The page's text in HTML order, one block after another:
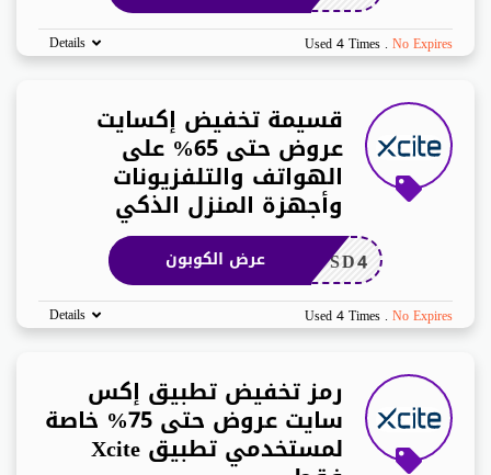
Used 4 Times . No Expires
Details
قسيمة تخفيض إكسايت
عروض حتى 65% على
الهواتف والتلفزيونات
وأجهزة المنزل الذكي
SD4 عرض الكوبون
Used 4 Times . No Expires
Details
رمز تخفيض تطبيق إكس
سايت عروض حتى 75% خاصة
لمستخدمي تطبيق Xcite